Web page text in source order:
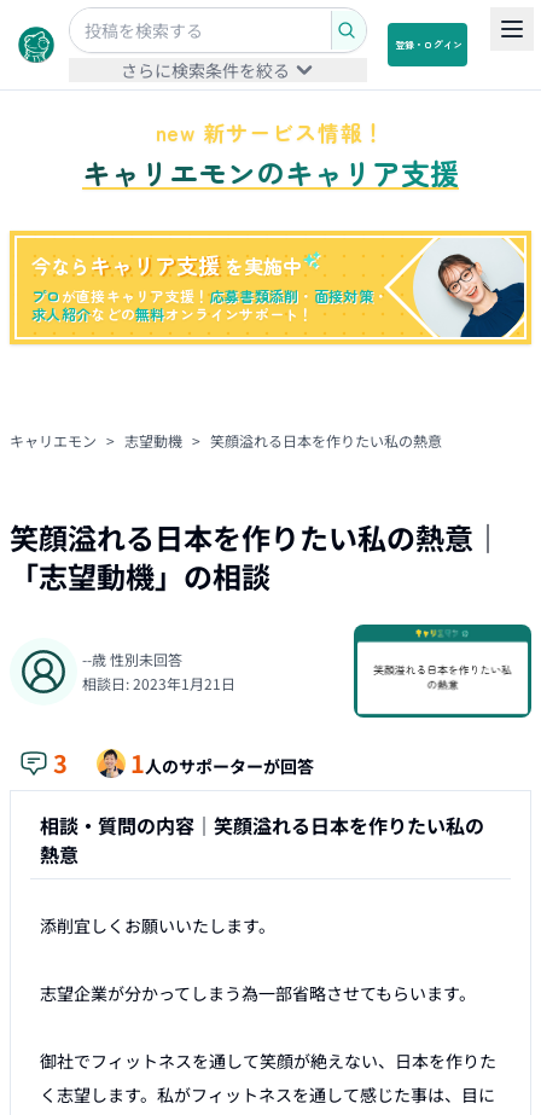
さらに検索条件を絞る
登録・ログイン
new 新サービス情報！
キャリエモンのキャリア支援
今なら キャリア支援 を実施中
プロが直接キャリア支援！応募書類添削 ・ 面接対策・
求人紹介などの無料オンラインサポート！
キャリエモン > 志望動機 > 笑顔溢れる日本を作りたい私の熱意
笑顔溢れる日本を作りたい私の熱意 ｜
「志望動機」の相談
--歳性別未回答
相談日:2023年1月21日
3 1人のサポーターが回答
相談・質問の内容｜ 笑顔溢れる日本を作りたい私の
熱意
添削宜しくお願いいたします。
志望企業が分かってしまう為一部省略させてもらいます。
御社でフィットネスを通して笑顔が絶えない、日本を作りた
く志望します。私がフィットネスを通して感じた事は、目に